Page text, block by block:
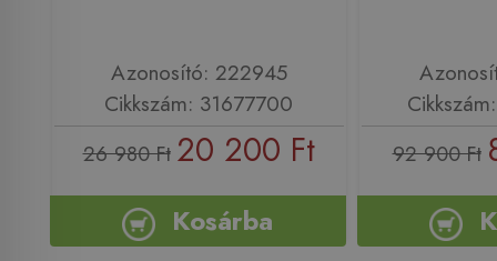
Azonosító: 222945
Cikkszám: 31677700
26 980 Ft 20 200 Ft
Kosárba
92 900 Ft